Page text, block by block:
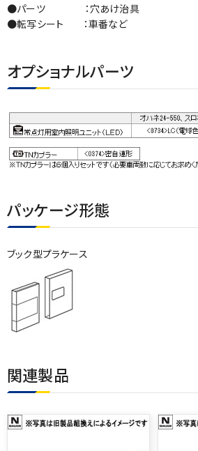
●パーツ ：穴あけ治具
●転写シート ：車番など
オプショナルパーツ
パッケージ形態
ブック型プラケース
関連製品